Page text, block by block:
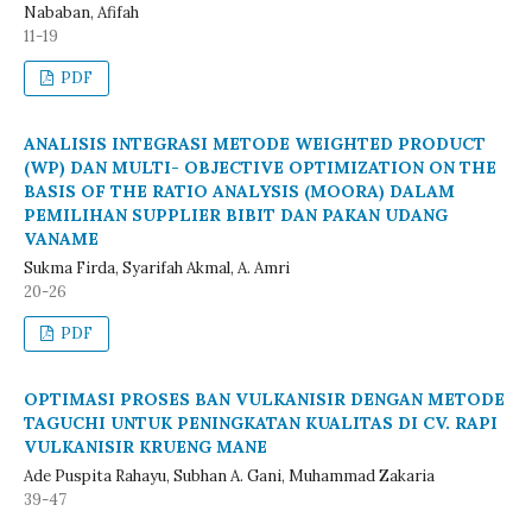
Nababan, Afifah
11-19
PDF
ANALISIS INTEGRASI METODE WEIGHTED PRODUCT
(WP) DAN MULTI- OBJECTIVE OPTIMIZATION ON THE
BASIS OF THE RATIO ANALYSIS (MOORA) DALAM
PEMILIHAN SUPPLIER BIBIT DAN PAKAN UDANG
VANAME
Sukma Firda, Syarifah Akmal, A. Amri
20-26
PDF
OPTIMASI PROSES BAN VULKANISIR DENGAN METODE
TAGUCHI UNTUK PENINGKATAN KUALITAS DI CV. RAPI
VULKANISIR KRUENG MANE
Ade Puspita Rahayu, Subhan A. Gani, Muhammad Zakaria
39-47